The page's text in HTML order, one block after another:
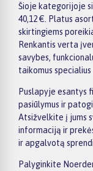
Šioje kategorijoje
40,12 €. Platus
skirtingiems
Renkantis verta
savybes,
taikomus specialius
Puslapyje esantys
pasiūlymus ir
Atsižvelkite į jums
informaciją ir
ir apgalvotą
Palyginkite